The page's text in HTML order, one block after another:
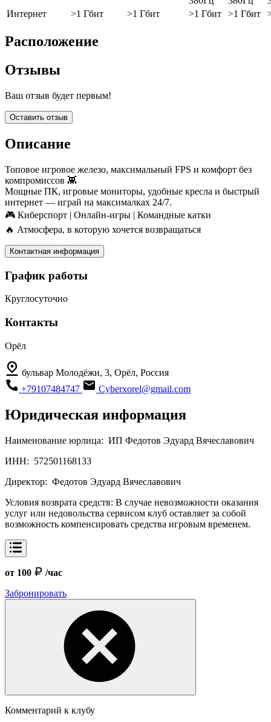
Интернет
>1 Гбит >1 Гбит >1 Гбит >1 Гбит
Расположение
Отзывы
Ваш отзыв будет первым!
Оставить отзыв
Описание
Топовое игровое железо, максимальный FPS и комфорт без
компромиссов 👾
Мощные ПК, игровые мониторы, удобные кресла и быстрый
интернет — играй на максималках 24/7.
🎮 Киберспорт | Онлайн-игры | Командные катки
🔥 Атмосфера, в которую хочется возвращаться
Контактная информация
График работы
Круглосуточно
Контакты
Орёл
бульвар Молодёжи, 3, Орёл, Россия
+79107484747
Cyberxorel@gmail.com
Юридическая информация
Наименование юрлица: ИП Федотов Эдуард Вячеславович
ИНН: 572501168133
Директор: Федотов Эдуард Вячеславович
Условия возврата средств: В случае невозможности оказания
услуг или недовольства сервисом клуб оставляет за собой
возможность компенсировать средства игровым временем.
от 100
/час
Забронировать
Комментарий к клубу